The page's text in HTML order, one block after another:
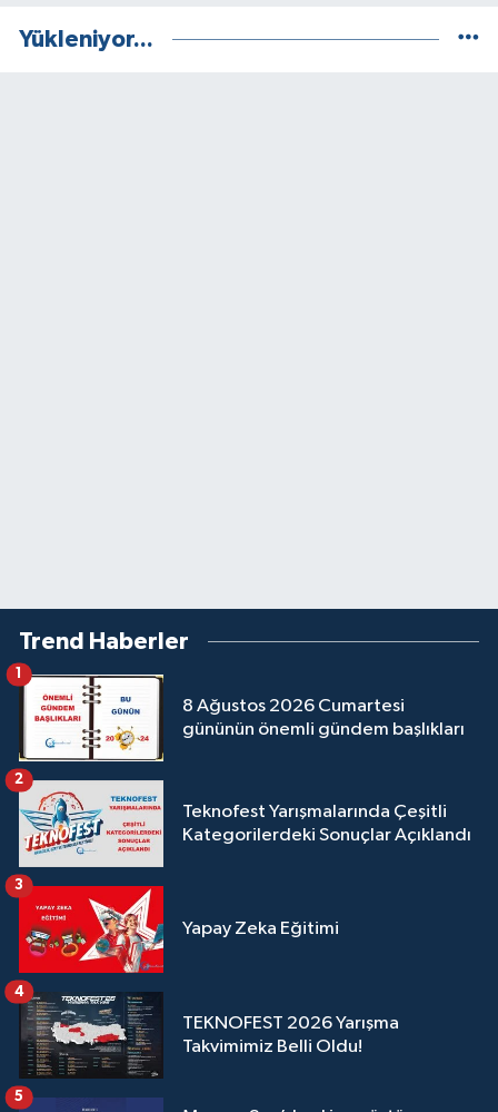
Yükleniyor...
Trend Haberler
8 Ağustos 2026 Cumartesi
gününün önemli gündem başlıkları
1
Teknofest Yarışmalarında Çeşitli
Kategorilerdeki Sonuçlar Açıklandı
2
Yapay Zeka Eğitimi
3
TEKNOFEST 2026 Yarışma
Takvimimiz Belli Oldu!
4
5